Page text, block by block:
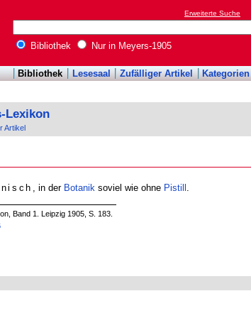
Erweiterte Suche
Bibliothek Nur in Meyers-1905
Bibliothek Lesesaal Zufälliger Artikel Kategorien
Lexikon
Artikel
, in der Botanik soviel wie ohne Pistill
Band 1. Leipzig 1905, S. 183.